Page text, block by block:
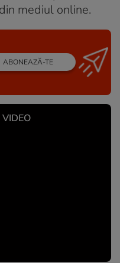
mediul online.
ABONEAZĂ-TE